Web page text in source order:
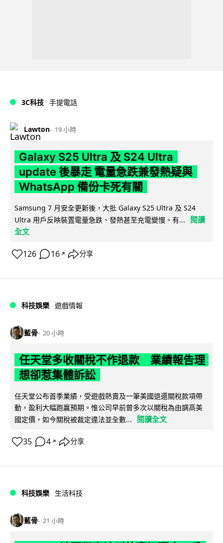
3C科技 手提電話
Lawton 19 小時
Galaxy S25 Ultra 及 S24 Ultra
update 後暴走 電量急跌兼發熱疑與
WhatsApp 備份卡死有關
Samsung 7 月安全更新後，大批 Galaxy S25 Ultra 及 S24
Ultra 用戶反映裝置電量急跌、發熱甚至充電變慢。有...
閱讀
全文
126 16 ↗ 分享
科技娛樂 遊戲情報
藍骨 20 小時
任天堂多收關稅不作退款 業績報告理
想卻惹集體訴訟
任天堂公布首季業績，受遊戲熱賣及一筆美國退還關稅款項帶
動，盈利大幅跑贏預期。惟公司早前曾多次以關稅為由調高美
國定價，如今關稅被裁定違法並全數...
閱讀全文
35 4 ↗ 分享
科技娛樂 生活科技
藍骨 21 小時